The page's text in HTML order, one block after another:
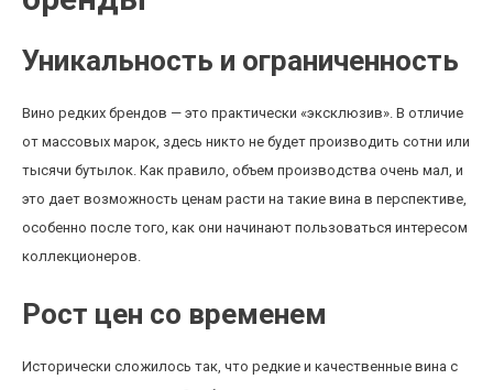
Уникальность и ограниченность
Вино редких брендов — это практически «эксклюзив». В отличие
от массовых марок, здесь никто не будет производить сотни или
тысячи бутылок. Как правило, объем производства очень мал, и
это дает возможность ценам расти на такие вина в перспективе,
особенно после того, как они начинают пользоваться интересом
коллекционеров.
Рост цен со временем
Исторически сложилось так, что редкие и качественные вина с